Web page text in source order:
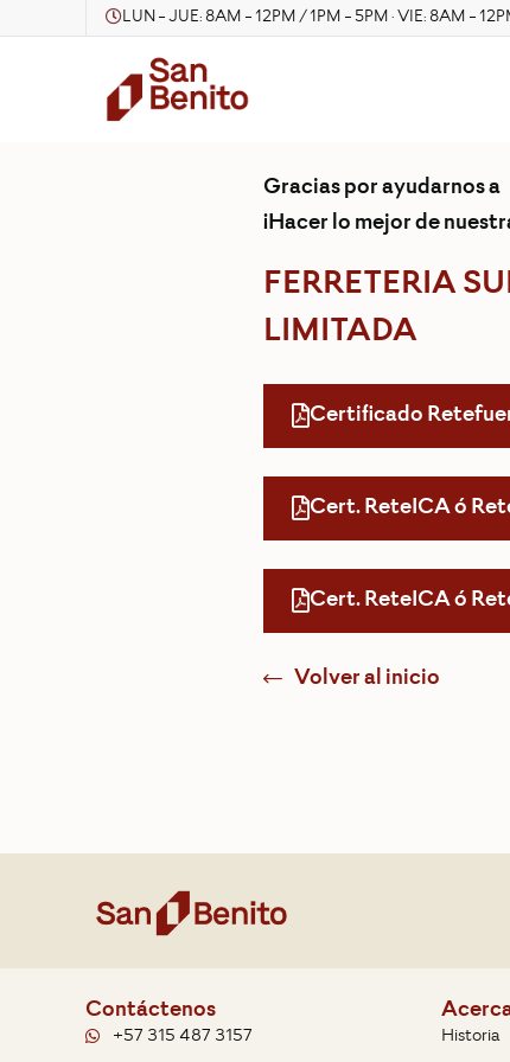
LUN - JUE: 8AM - 12PM / 1PM - 5PM · VIE: 8AM -
Gracias por ayudarnos a
¡Hacer lo mejor de
FERRETERIA
LIMITADA
Certificado
Cert. ReteICA ó
Cert. ReteICA ó
Volver al inicio
Contáctenos
+57 315 487 3157 Historia